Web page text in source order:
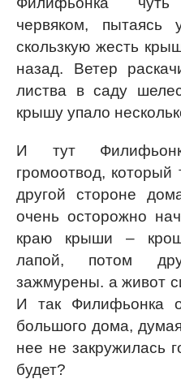
червяком, пытаясь
скользкую жесть
назад. Ветер
листва в саду
крышу упало
И тут
громоотвод, который
другой стороне
очень осторожно
краю крыши –
лапой, потом
зажмурены. а живот
И так Филифьонка
большого дома,
нее не закружилась
будет?